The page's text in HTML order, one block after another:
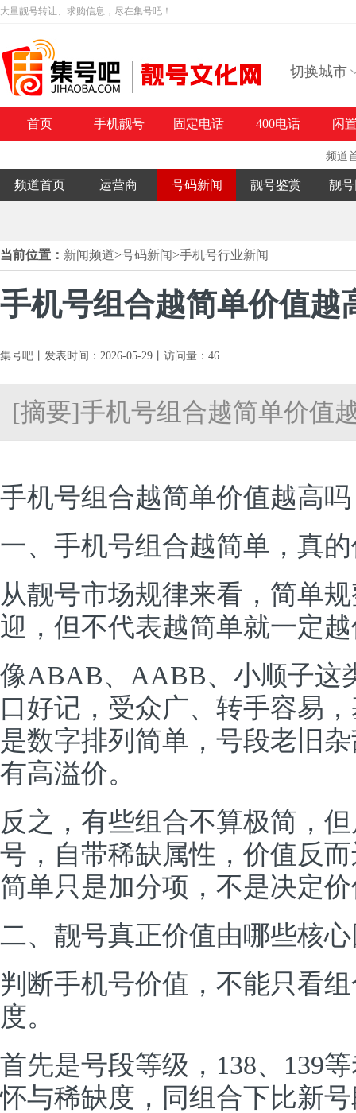
大量靓号转让、求购信息，尽在集号吧！
切换城市
首页 手机靓号 固定电话 400电话 闲
频道
频道首页 运营商 号码新闻 靓号鉴赏 靓
当前位置： 新闻频道>号码新闻>手机号行业新闻
手机号组合越简单价值越
集号吧丨发表时间：2026-05-29丨访问量：46
[摘要]手机号组合越简单价值
手机号组合越简单价值越高
一、手机号组合越简单，真
从靓号市场规律来看，简单
迎，但不代表越简单就一定
像ABAB、AABB、小顺子这
口好记，受众广、转手容易
是数字排列简单，号段老旧
有高溢价。
反之，有些组合不算极简，
号，自带稀缺属性，价值反
简单只是加分项，不是决定
二、靓号真正价值由哪些核
判断手机号价值，不能只看
度。
首先是号段等级，138、139
怀与稀缺度，同组合下比新